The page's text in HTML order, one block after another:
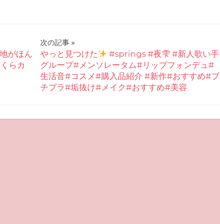
がほん
らカ
次の記事
やっと見つけた
#springs #夜雫 #新人歌い手
グループ#メンソレータム#リップフォンデュ#
生活音#コスメ#購入品紹介 #新作#おすすめ#プ
チプラ#垢抜け#メイク#おすすめ#美容